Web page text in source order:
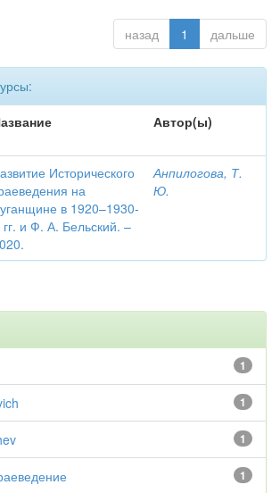
назад 1 дальше
Автор(ы)
Исторического
на
в 1920–1930-
и Ф. А. Бельский. –
Анпилогова, Т.
Ю.
1
1
1
1